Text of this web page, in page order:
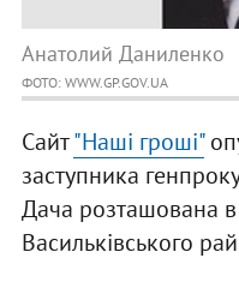
Анатолий Даниленко
ФОТО: WWW.GP.GOV.UA
Сайт"Наші гроші"
заступника
Дача розташована в
Васильківського